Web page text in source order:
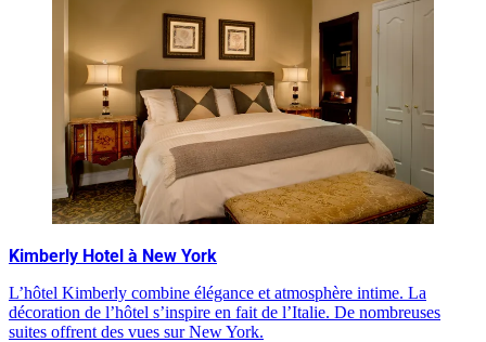
Kimberly Hotel à New York
L’hôtel Kimberly combine élégance et atmosphère intime. La
décoration de l’hôtel s’inspire en fait de l’Italie. De nombreuses
suites offrent des vues sur New York.